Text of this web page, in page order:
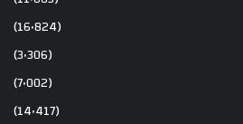
(16٬824)
(3٬306)
(7٬002)
(14٬417)